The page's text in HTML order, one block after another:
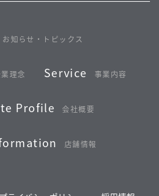
お知らせ・トピックス
理念 Service 事業内容
Profile 会社概要
店舗情報